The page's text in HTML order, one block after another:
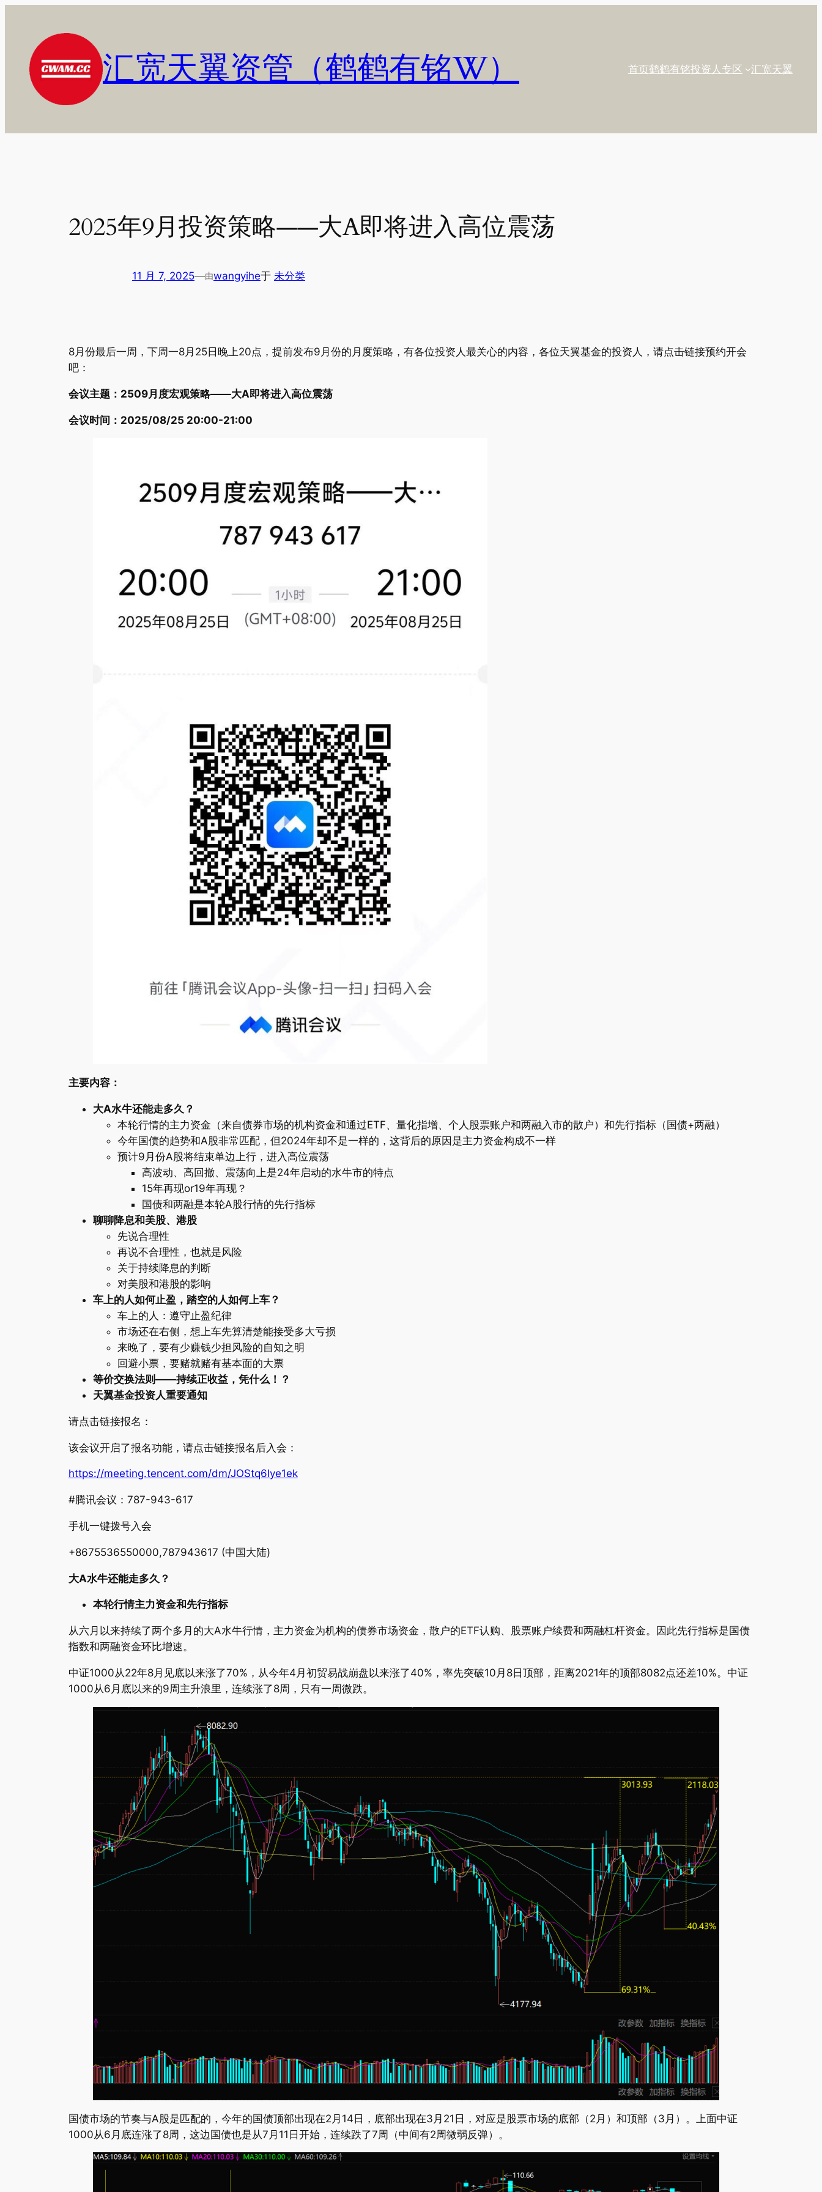
汇宽天翼资管（鹤鹤有铭W） 首页鹤鹤有铭投资人专区 汇宽天翼
2025年9月投资策略——大A即将进入高位震荡
11 月 7, 2025—由wangyihe于 未分类
8月份最后一周，下周一8月25日晚上20点，提前发布9月份的月度策略，有各位投资人最关心的内容，各位天翼基金的投资人，请点击链接预约开会
吧：
会议主题：2509月度宏观策略——大A即将进入高位震荡
会议时间：2025/08/25 20:00-21:00
主要内容：
大A水牛还能走多久？
本轮行情的主力资金（来自债券市场的机构资金和通过ETF、量化指增、个人股票账户和两融入市的散户）和先行指标（国债+两融）
今年国债的趋势和A股非常匹配，但2024年却不是一样的，这背后的原因是主力资金构成不一样
预计9月份A股将结束单边上行，进入高位震荡
高波动、高回撤、震荡向上是24年启动的水牛市的特点
15年再现or19年再现？
国债和两融是本轮A股行情的先行指标
聊聊降息和美股、港股
先说合理性
再说不合理性，也就是风险
关于持续降息的判断
对美股和港股的影响
车上的人如何止盈，踏空的人如何上车？
车上的人：遵守止盈纪律
市场还在右侧，想上车先算清楚能接受多大亏损
来晚了，要有少赚钱少担风险的自知之明
回避小票，要赌就赌有基本面的大票
等价交换法则——持续正收益，凭什么！？
天翼基金投资人重要通知
请点击链接报名：
该会议开启了报名功能，请点击链接报名后入会：
https://meeting.tencent.com/dm/JOStq6Iye1ek
#腾讯会议：787-943-617
手机一键拨号入会
+8675536550000,787943617 (中国大陆)
大A水牛还能走多久？
本轮行情主力资金和先行指标
从六月以来持续了两个多月的大A水牛行情，主力资金为机构的债券市场资金，散户的ETF认购、股票账户续费和两融杠杆资金。因此先行指标是国债
指数和两融资金环比增速。
中证1000从22年8月见底以来涨了70%，从今年4月初贸易战崩盘以来涨了40%，率先突破10月8日顶部，距离2021年的顶部8082点还差10%。中证
1000从6月底以来的9周主升浪里，连续涨了8周，只有一周微跌。
国债市场的节奏与A股是匹配的，今年的国债顶部出现在2月14日，底部出现在3月21日，对应是股票市场的底部（2月）和顶部（3月）。上面中证
1000从6月底连涨了8周，这边国债也是从7月11日开始，连续跌了7周（中间有2周微弱反弹）。